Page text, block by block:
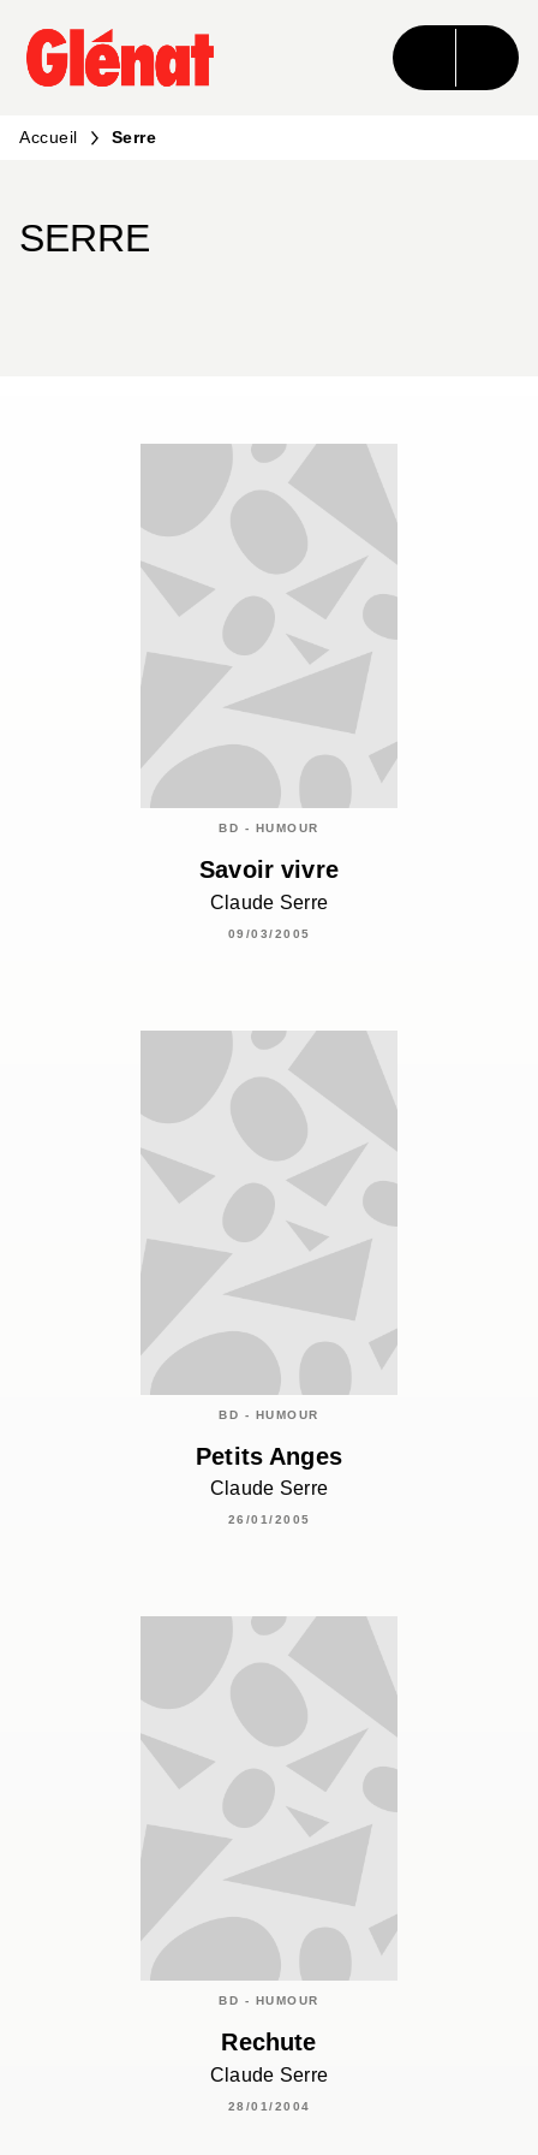
MENU RECHERCHE CONTENU
PIED DE PAGE
Accueil Serre
SERRE
BD - HUMOUR
Savoir vivre
Claude Serre
09/03/2005
BD - HUMOUR
Petits Anges
Claude Serre
26/01/2005
BD - HUMOUR
Rechute
Claude Serre
28/01/2004